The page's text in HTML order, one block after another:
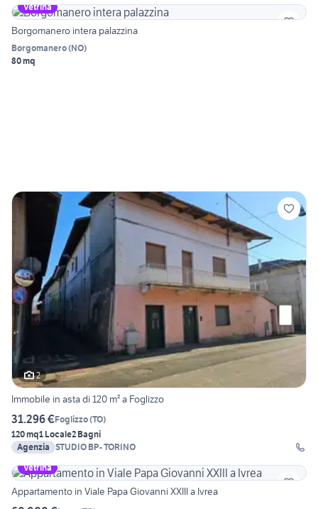
Vetrina
Borgomanero intera palazzina
Borgomanero(NO)
80 mq
2
Immobile in asta di 120 m² a Foglizzo
31.296 €Foglizzo(TO)
120 mq1 Locale2 Bagni
Agenzia STUDIO BP- TORINO
Vetrina
Appartamento in Viale Papa Giovanni XXIII a Ivrea